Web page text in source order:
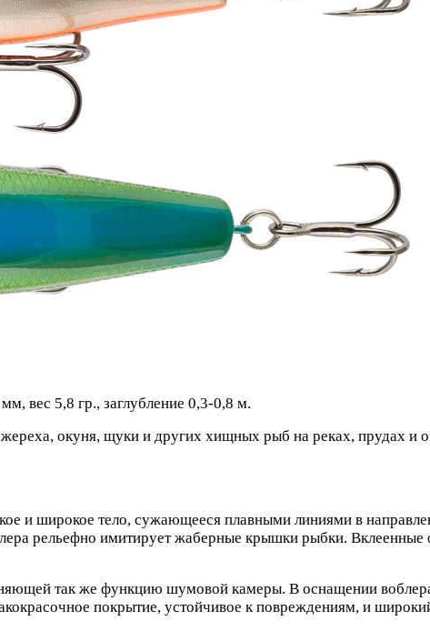
вес 5,8 гр., заглубление 0,3-0,8 м.
окуня, щуки и других хищных рыб на реках, прудах и
и широкое тело, сужающееся плавными линиями в
рельефно имитирует жаберные крышки рыбки.
так же функцию шумовой камеры. В оснащении
покрытие, устойчивое к повреждениям, и